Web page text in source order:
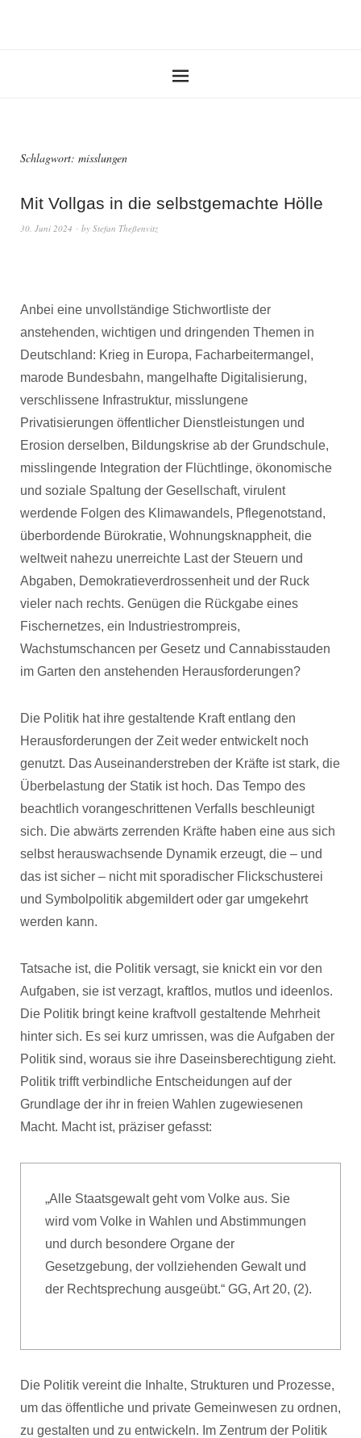
Schlagwort: misslungen
Mit Vollgas in die selbstgemachte Hölle
30. Juni 2024 by Stefan Theßenvitz
Anbei eine unvollständige Stichwortliste der
anstehenden, wichtigen und dringenden Themen in
Deutschland: Krieg in Europa, Facharbeitermangel,
marode Bundesbahn, mangelhafte Digitalisierung,
verschlissene Infrastruktur, misslungene
Privatisierungen öffentlicher Dienstleistungen und
Erosion derselben, Bildungskrise ab der Grundschule,
misslingende Integration der Flüchtlinge, ökonomische
und soziale Spaltung der Gesellschaft, virulent
werdende Folgen des Klimawandels, Pflegenotstand,
überbordende Bürokratie, Wohnungsknappheit, die
weltweit nahezu unerreichte Last der Steuern und
Abgaben, Demokratieverdrossenheit und der Ruck
vieler nach rechts. Genügen die Rückgabe eines
Fischernetzes, ein Industriestrompreis,
Wachstumschancen per Gesetz und Cannabisstauden
im Garten den anstehenden Herausforderungen?
Die Politik hat ihre gestaltende Kraft entlang den
Herausforderungen der Zeit weder entwickelt noch
genutzt. Das Auseinanderstreben der Kräfte ist stark, die
Überbelastung der Statik ist hoch. Das Tempo des
beachtlich vorangeschrittenen Verfalls beschleunigt
sich. Die abwärts zerrenden Kräfte haben eine aus sich
selbst herauswachsende Dynamik erzeugt, die – und
das ist sicher – nicht mit sporadischer Flickschusterei
und Symbolpolitik abgemildert oder gar umgekehrt
werden kann.
Tatsache ist, die Politik versagt, sie knickt ein vor den
Aufgaben, sie ist verzagt, kraftlos, mutlos und ideenlos.
Die Politik bringt keine kraftvoll gestaltende Mehrheit
hinter sich. Es sei kurz umrissen, was die Aufgaben der
Politik sind, woraus sie ihre Daseinsberechtigung zieht.
Politik trifft verbindliche Entscheidungen auf der
Grundlage der ihr in freien Wahlen zugewiesenen
Macht. Macht ist, präziser gefasst:
„Alle Staatsgewalt geht vom Volke aus. Sie
wird vom Volke in Wahlen und Abstimmungen
und durch besondere Organe der
Gesetzgebung, der vollziehenden Gewalt und
der Rechtsprechung ausgeübt.“ GG, Art 20, (2).
Die Politik vereint die Inhalte, Strukturen und Prozesse,
um das öffentliche und private Gemeinwesen zu ordnen,
zu gestalten und zu entwickeln. Im Zentrum der Politik